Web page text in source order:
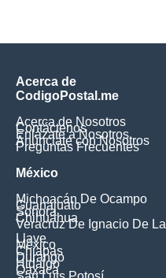
Acerca de
CodigoPostal.me
Acerca de Nosotros
Contáctenos
Enlázate a Nosotros
Anúnciate con Nosotros
Preguntas Frecuentes
México
Michoacán De Ocampo
Guanajuato
Sonora
Chihuahua
Veracruz De Ignacio De La
Llave
México
Chiapas
Durango
Hidalgo
Oaxaca